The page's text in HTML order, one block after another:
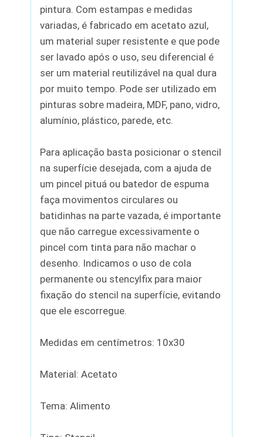
pintura. Com estampas e medidas
variadas, é fabricado em acetato azul,
um material super resistente e que pode
ser lavado após o uso, seu diferencial é
ser um material reutilizável na qual dura
por muito tempo. Pode ser utilizado em
pinturas sobre madeira, MDF, pano, vidro,
alumínio, plástico, parede, etc.
Para aplicação basta posicionar o stencil
na superfície desejada, com a ajuda de
um pincel pituá ou batedor de espuma
faça movimentos circulares ou
batidinhas na parte vazada, é importante
que não carregue excessivamente o
pincel com tinta para não machar o
desenho. Indicamos o uso de cola
permanente ou stencylfix para maior
fixação do stencil na superfície, evitando
que ele escorregue.
Medidas em centímetros: 10x30
Material: Acetato
Tema: Alimento